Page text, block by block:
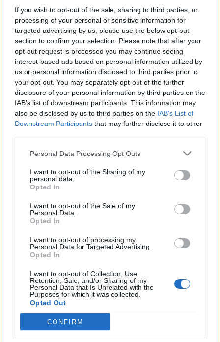
If you wish to opt-out of the sale, sharing to third parties, or
processing of your personal or sensitive information for
targeted advertising by us, please use the below opt-out
section to confirm your selection. Please note that after your
opt-out request is processed you may continue seeing
interest-based ads based on personal information utilized by
us or personal information disclosed to third parties prior to
your opt-out. You may separately opt-out of the further
disclosure of your personal information by third parties on the
IAB’s list of downstream participants. This information may
also be disclosed by us to third parties on the IAB’s List of
Downstream Participants that may further disclose it to other
Personal Data Processing Opt Outs
I want to opt-out of the Sharing of my
personal data.
Opted In
I want to opt-out of the Sale of my
Personal Data.
Opted In
I want to opt-out of processing my
Personal Data for Targeted Advertising.
Opted In
I want to opt-out of Collection, Use,
Retention, Sale, and/or Sharing of my
Personal Data that Is Unrelated with the
Purposes for which it was collected.
Opted Out
CONFIRM
Pas de Terminal CB à l'entrée, prévoyez la monnaie.
Nombre de places limitées.
INFORMATIONS PRATIQUES
DATES ET HORAIRES
Du 1er novembre 2019 au 2 novembre 2019
LIEU
Jungle Pub
129 Avenue de Palavas
34070 Montpellier
ACCÈS
Tarif sur place : 15€
De 16 à 77 ans
SITE OFFICIEL
www.facebook.com